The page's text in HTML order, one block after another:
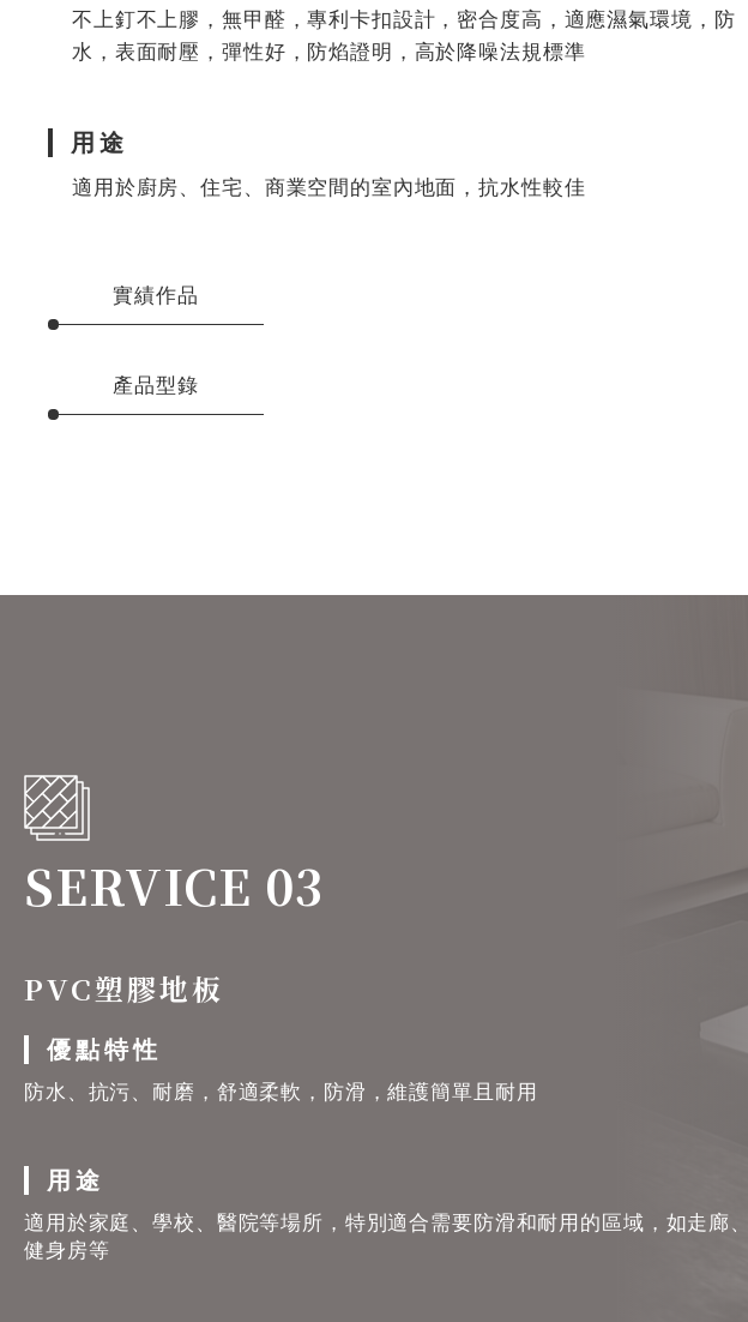
不上釘不上膠，無甲醛，專利卡扣設計，密合度高，適應濕氣環境，防
水，表面耐壓，彈性好，防焰證明，高於降噪法規標準
用途
適用於廚房、住宅、商業空間的室內地面，抗水性較佳
實績作品
產品型錄
SERVICE 03
PVC塑膠地板
優點特性
防水、抗污、耐磨，舒適柔軟，防滑，維護簡單且耐用
用途
適用於家庭、學校、醫院等場所，特別適合需要防滑和耐用的區域，如走廊、
健身房等